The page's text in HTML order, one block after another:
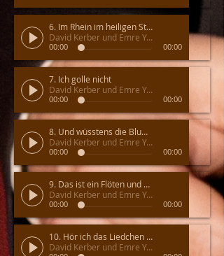
6. Im Rhein im heiligen Strome
David Kerber und Emre Yavuz
00:00 00:00
7. Ich golle nicht
David Kerber und Emre Yavuz
00:00 00:00
8. Und wüsstens die Blumen die kleinen
David Kerber und Emre Yavuz
00:00 00:00
9. Das ist ein Flöten und Geigen
David Kerber und Emre Yavuz
00:00 00:00
10. Hör ich das Liedchen klingen
David Kerber und Emre Yavuz